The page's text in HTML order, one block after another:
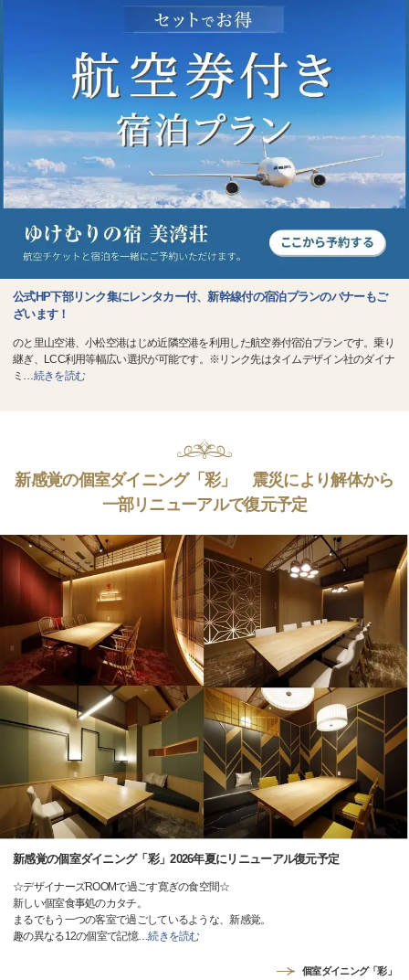
公式HP下部リンク集にレンタカー付、新幹線付の宿泊プランのバナーもご
ざいます！
のと里山空港、小松空港はじめ近隣空港を利用した航空券付宿泊プランです。乗り
継ぎ、LCC利用等幅広い選択が可能です。※リンク先はタイムデザイン社のダイナ
ミ …続きを読む
新感覚の個室ダイニング「彩」 震災により解体から
一部リニューアルで復元予定
新感覚の個室ダイニング「彩」2026年夏にリニューアル復元予定
☆デザイナーズROOMで過ごす寛ぎの食空間☆
新しい個室食事処のカタチ。
まるでもう一つの客室で過ごしているような、新感覚。
趣の異なる12の個室で記憶…続きを読む
個室ダイニング「彩」